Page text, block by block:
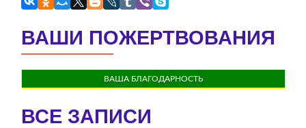
ВАШИ ПОЖЕРТВОВАНИЯ
ВАША БЛАГОДАРНОСТЬ
ВСЕ ЗАПИСИ